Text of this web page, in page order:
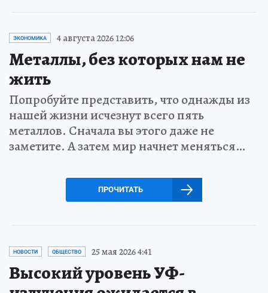
ЭКОНОМИКА 4 августа 2026 12:06
Металлы, без которых нам не
жить
Попробуйте представить, что однажды из
нашей жизни исчезнут всего пять
металлов. Сначала вы этого даже не
заметите. А затем мир начнет меняться…
ПРОЧИТАТЬ
НОВОСТИ ОБЩЕСТВО 25 мая 2026 4:41
Высокий уровень УФ-